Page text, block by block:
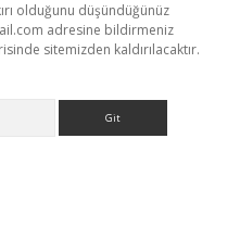
olduğunu düşündüğünüz
adresine bildirmeniz
sitemizden kaldırılacaktır.